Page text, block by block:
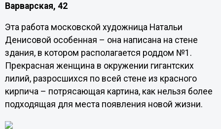
Варварская, 42
Эта работа московской художница Натальи
Денисовой особенная – она написана на стене
здания, в котором располагается роддом №1.
Прекрасная женщина в окружении гигантских
лилий, разросшихся по всей стене из красного
кирпича – потрясающая картина, как нельзя более
подходящая для места появления новой жизни.